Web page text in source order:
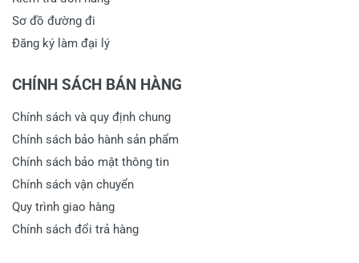
Sơ đồ đường đi
Đăng ký làm đại lý
CHÍNH SÁCH BÁN HÀNG
Chính sách và quy định chung
Chính sách bảo hành sản phẩm
Chính sách bảo mật thông tin
Chính sách vận chuyển
Quy trình giao hàng
Chính sách đổi trả hàng